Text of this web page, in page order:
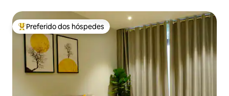
Entre os melhores preferidos dos hóspedes
Preferido dos hóspedes